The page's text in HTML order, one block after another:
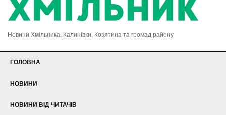
Новини Хмільника, Калинівки, Козятина та громад району
ГОЛОВНА
НОВИНИ
НОВИНИ ВІД ЧИТАЧІВ